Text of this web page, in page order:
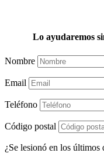
Lo ayudaremos
Nombre
Email
Teléfono
Código postal
¿Se lesionó en los últimos